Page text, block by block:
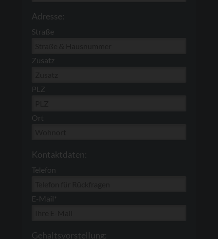
Adresse:
Straße
Zusatz
PLZ
Ort
Kontaktdaten:
Telefon
E-Mail*
Gehaltsvorstellung: